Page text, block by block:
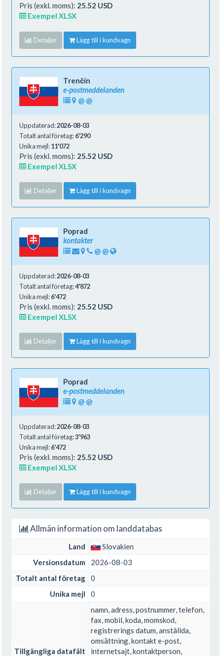
Pris (exkl. moms): 25.52 USD
Exempel XLSX
Detaljer Lägg till i kundvagn
Trenčín
e-postmeddelanden
@ @
Uppdaterad:2026-08-03
Totalt antal företag:6'290
Unika mejl:11'072
Pris (exkl. moms): 25.52 USD
Exempel XLSX
Detaljer Lägg till i kundvagn
Poprad
kontakter
@ @
Uppdaterad:2026-08-03
Totalt antal företag:4'872
Unika mejl:6'472
Pris (exkl. moms): 25.52 USD
Exempel XLSX
Detaljer Lägg till i kundvagn
Poprad
e-postmeddelanden
@ @
Uppdaterad:2026-08-03
Totalt antal företag:3'963
Unika mejl:6'472
Pris (exkl. moms): 25.52 USD
Exempel XLSX
Detaljer Lägg till i kundvagn
Allmän information om landdatabas
Land
Slovakien
Versionsdatum
2026-08-03
Totalt antal företag
0
Unika mejl
0
Tillgängliga datafält
namn, adress, postnummer, telefon,
fax, mobil, koda, momskod,
registrerings datum, anställda,
omsättning, kontakt e-post,
internetsajt, kontaktperson,